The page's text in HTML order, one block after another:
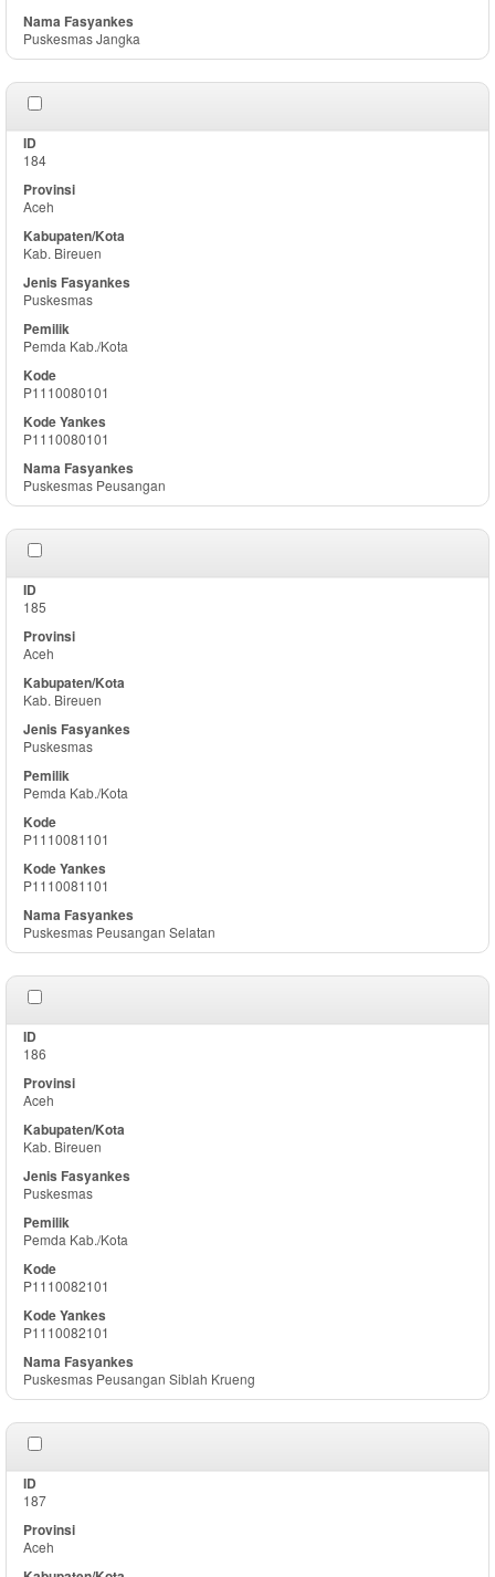
Puskesmas Jangka
184
Aceh
Kab. Bireuen
Puskesmas
Pemda Kab./Kota
P1110080101
P1110080101
Puskesmas Peusangan
185
Aceh
Kab. Bireuen
Puskesmas
Pemda Kab./Kota
P1110081101
P1110081101
Puskesmas Peusangan Selatan
186
Aceh
Kab. Bireuen
Puskesmas
Pemda Kab./Kota
P1110082101
P1110082101
Puskesmas Peusangan Siblah Krueng
187
Aceh